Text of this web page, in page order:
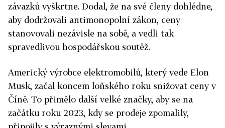
závazků vyškrtne. Dodal, že na své členy dohlédne,
aby dodržovali antimonopolní zákon, ceny
stanovovali nezávisle na sobě, a vedli tak
spravedlivou hospodářskou soutěž.
Americký výrobce elektromobilů, který vede Elon
Musk, začal koncem loňského roku snižovat ceny v
Číně. To přimělo další velké značky, aby se na
začátku roku 2023, kdy se prodeje zpomalily,